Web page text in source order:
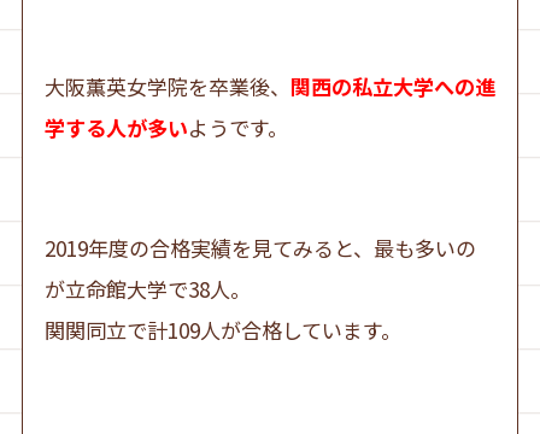
大阪薫英女学院を卒業後、 関西の私立大学への進
学する人が多いようです。
2019年度の合格実績を見てみると、最も多いの
が立命館大学で38人。
関関同立で計109人が合格しています。